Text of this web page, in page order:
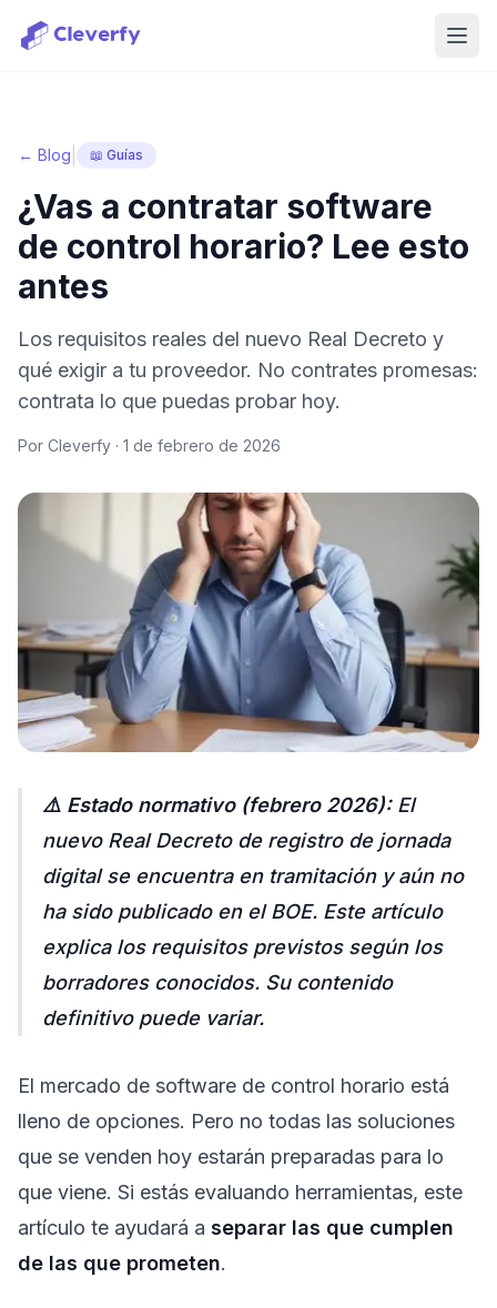
Iniciar sesión
Pruébalo gratis
← Blog 📖 Guías
¿Vas a contratar software
de control horario? Lee esto
antes
Los requisitos reales del nuevo Real Decreto y
qué exigir a tu proveedor. No contrates promesas:
contrata lo que puedas probar hoy.
Por Cleverfy · 1 de febrero de 2026
⚠️ Estado normativo (febrero 2026):El
nuevo Real Decreto de registro de jornada
digital se encuentra en tramitación y aún no
ha sido publicado en el BOE. Este artículo
explica los requisitos previstos según los
borradores conocidos. Su contenido
definitivo puede variar.
El mercado de software de control horario está
lleno de opciones. Pero no todas las soluciones
que se venden hoy estarán preparadas para lo
que viene. Si estás evaluando herramientas, este
artículo te ayudará a separar las que cumplen
de las que prometen.